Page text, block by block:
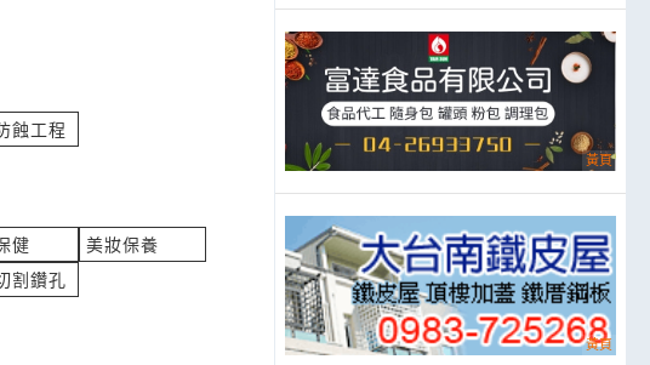
詢價
立即報價
tw.com
蝕工程
健
美妝保養
割鑽孔